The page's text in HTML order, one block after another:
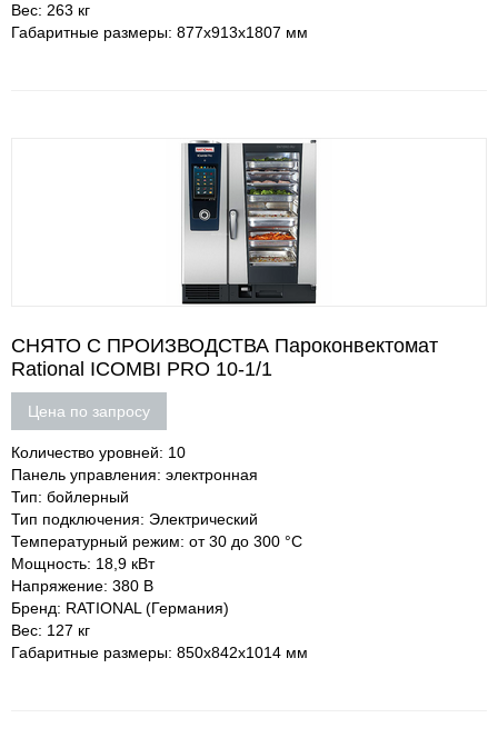
Вес: 263 кг
Габаритные размеры: 877х913х1807 мм
СНЯТО С ПРОИЗВОДСТВА Пароконвектомат
Rational ICOMBI PRO 10-1/1
Цена по запросу
Количество уровней: 10
Панель управления: электронная
Тип: бойлерный
Тип подключения: Электрический
Температурный режим: от 30 до 300 °С
Мощность: 18,9 кВт
Напряжение: 380 В
Бренд: RATIONAL (Германия)
Вес: 127 кг
Габаритные размеры: 850х842х1014 мм